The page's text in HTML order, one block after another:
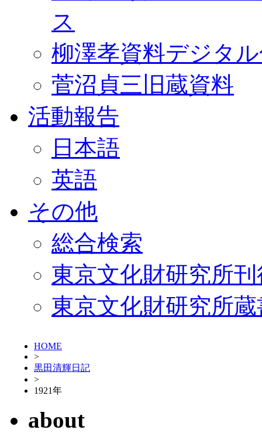
ス
柳澤孝資料デジタ
菅沼貞三旧蔵資料
活動報告
日本語
英語
その他
総合検索
東京文化財研究所
東京文化財研究所
HOME
>
黒田清輝日記
>
1921年
about